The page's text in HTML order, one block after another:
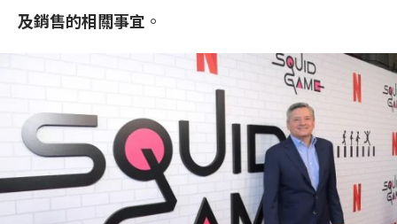
及銷售的相關事宜 。